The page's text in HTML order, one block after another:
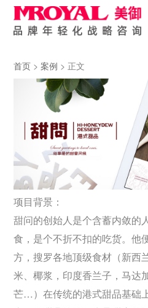
首页 >案例 > 正文
项目背景：
甜问的创始人是个含蓄内敛的
食，是个不折不扣的吃货。他
方，搜罗各地顶级食材（新西
米、椰浆，印度香兰子，马达
芒…）在传统的港式甜品基础